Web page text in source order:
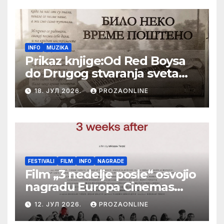
INFO MUZIKA
Prikaz knjige:Od Red Boysa
do Drugog stvaranja sveta
(bilo neko vreme pošteno)
(autor- Zlatomira Sremca,
Botoš 2022. godine,
samizdat)
18. ЈУЛ 2026. PROZAONLINE
FESTIVALI FILM INFO NAGRADE
Film „3 nedelje posle“ osvojio
nagradu Europa Cinemas
Label na Filmskom festivalu
u Karlovim Varima
12. ЈУЛ 2026. PROZAONLINE